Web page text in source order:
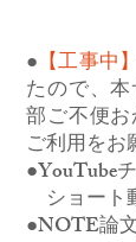
● 【工事中
たので、
部ご不便
ご利用をお
●YouTube
ショート
●NOTE論